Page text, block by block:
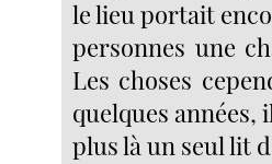
le lieu portait
personnes une
Les choses
quelques
plus là un seul lit